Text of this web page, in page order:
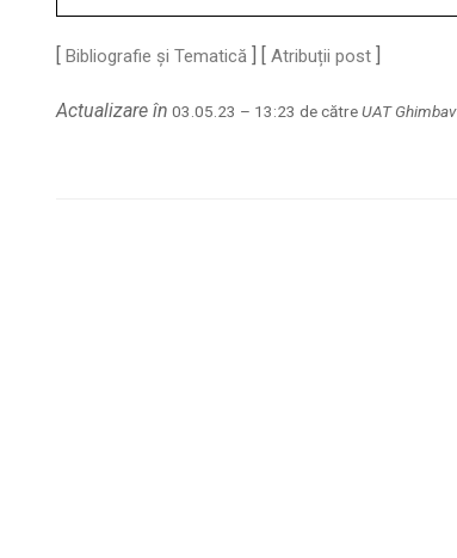
Bibliografie și Tematică Atribuții post
Actualizare în 03.05.23 – 13:23 de cătreUAT Ghimbav